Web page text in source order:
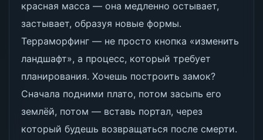
красная масса — она медленно остывает,
застывает, образуя новые формы.
Терраморфинг — не просто кнопка «изменить
ландшафт», а процесс, который требует
планирования. Хочешь построить замок?
Сначала подними плато, потом засыпь его
землёй, потом — вставь портал, через
который будешь возвращаться после смерти.